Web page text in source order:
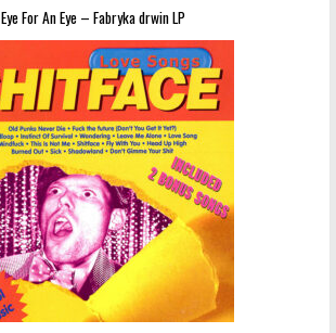
Eye For An Eye – Fabryka drwin LP